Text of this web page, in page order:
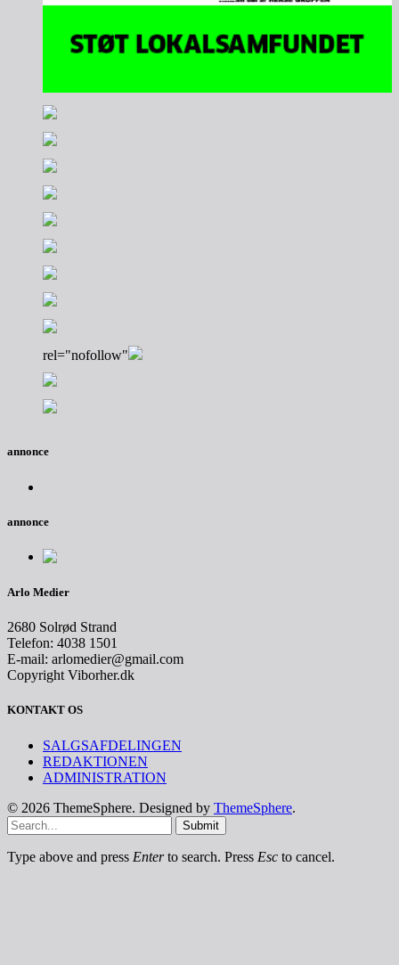
rel="nofollow"
annonce
annonce
Arlo Medier
2680 Solrød Strand
Telefon: 4038 1501
E-mail: arlomedier@gmail.com
Copyright Viborher.dk
KONTAKT OS
SALGSAFDELINGEN
REDAKTIONEN
ADMINISTRATION
© 2026 ThemeSphere. Designed by ThemeSphere.
Submit
Type above and press Enterto search. Press Esc to cancel.